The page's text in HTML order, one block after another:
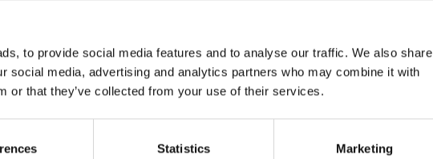
to provide social media features and to analyse our traffic. We also share
social media, advertising and analytics partners who may combine it with
or that they’ve collected from your use of their services.
Statistics Marketing
for SSE (Spesialsykehuset for Epilepsi) eller NAV hva en
Hun fant ut at budsjettet NAV baserer seg på er SIFOs
billigst tilgjengelige produkt.